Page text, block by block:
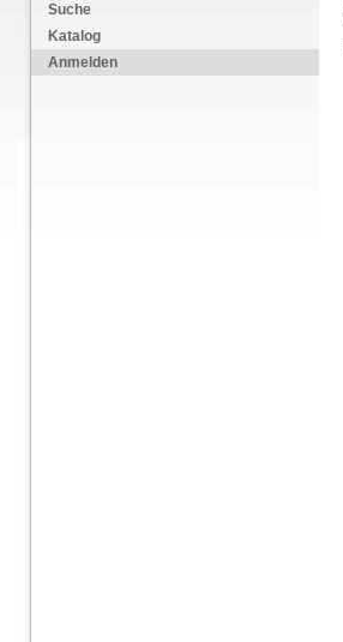
Suche
Katalog
Anmelden